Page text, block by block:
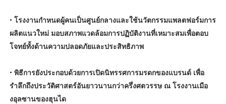
• โรงงานกำหนดผู้คนเป็นศูนย์กลางและใช้นวัตกรรมแพลตฟอร์มการ
ผลิตแนวใหม่ มอบสภาพแวดล้อมการปฏิบัติงานที่เหมาะสมเพื่อตอบ
โจทย์ทั้งด้านความปลอดภัยและประสิทธิภาพ
• พิธีการยังประกอบด้วยการเปิดนิทรรศการมรดกของแบรนด์ เพื่อ
รำลึกถึงประวัติศาสตร์อันยาวนานกว่าครึ่งศตวรรษ ณ โรงงานเมือ
งอุลซานของฮุนได